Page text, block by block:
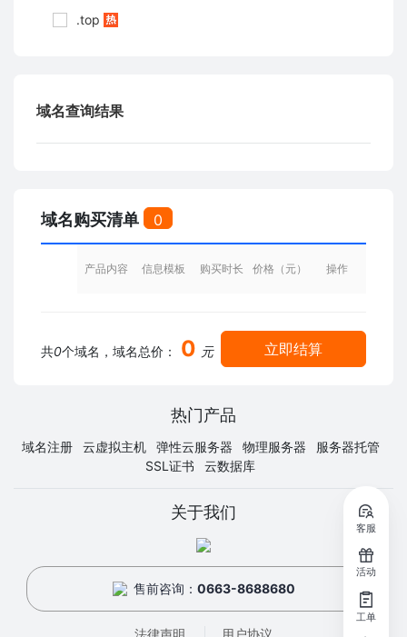
.top
域名查询结果
域名购买清单 0
产品内容 信息模板 购买时长 价格（元） 操作
共0个域名，域名总价： 0 元 立即结算
热门产品
域名注册 云虚拟主机 弹性云服务器 物理服务器
服务器托管
SSL证书
云数据库
关于我们
售前咨询： 0663-8688680
法律声明 用户协议
客服
活动
工单